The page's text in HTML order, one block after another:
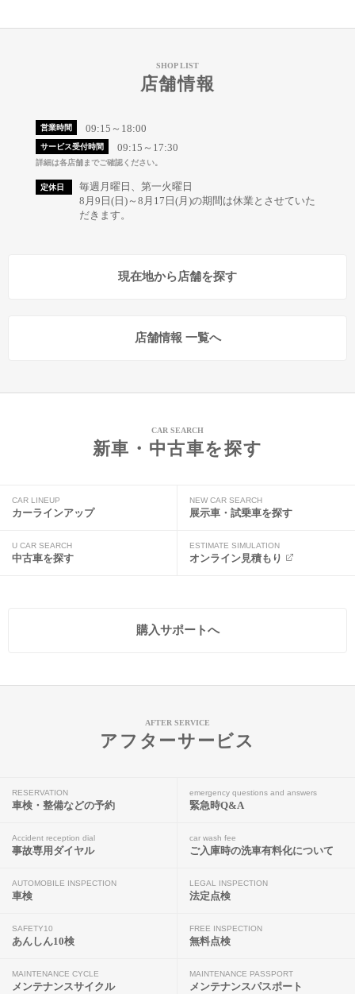
SHOP LIST
店舗情報
営業時間 09:15～18:00
サービス受付時間 09:15～17:30
詳細は各店舗までご確認ください。
定休日
毎週月曜日、第一火曜日
8月9日(日)～8月17日(月)の期間は休業とさせていた
だきます。
現在地から店舗を探す
店舗情報 一覧へ
CAR SEARCH
新車・中古車を探す
CAR LINEUP
カーラインアップ
NEW CAR SEARCH
展示車・試乗車を探す
U CAR SEARCH
中古車を探す
ESTIMATE SIMULATION
オンライン見積もり
購入サポートへ
AFTER SERVICE
アフターサービス
RESERVATION
車検・整備などの予約
emergency questions and answers
緊急時Q&A
Accident reception dial
事故専用ダイヤル
car wash fee
ご入庫時の洗車有料化について
AUTOMOBILE INSPECTION
車検
LEGAL INSPECTION
法定点検
SAFETY10
あんしん10検
FREE INSPECTION
無料点検
MAINTENANCE CYCLE
メンテナンスサイクル
MAINTENANCE PASSPORT
メンテナンスパスポート